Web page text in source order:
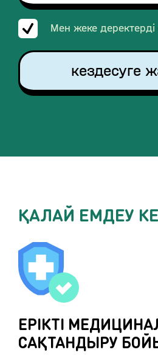
Мен жеке деректерді
кездесуге
ҚАЛАЙ ЕМДЕУ
ЕРІКТІ
САҚТАНДЫРУ